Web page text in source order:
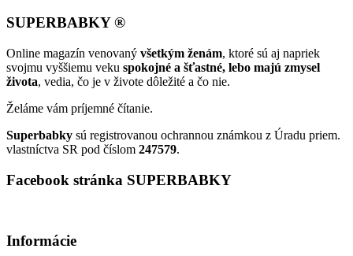
SUPERBABKY ®
Online magazín venovaný všetkým ženám, ktoré sú aj napriek
svojmu vyššiemu veku spokojné a šťastné, lebo majú zmysel
života, vedia, čo je v živote dôležité a čo nie.
Želáme vám príjemné čítanie.
Superbabky sú registrovanou ochrannou známkou z Úradu priem.
vlastníctva SR pod číslom 247579.
Facebook stránka SUPERBABKY
Informácie